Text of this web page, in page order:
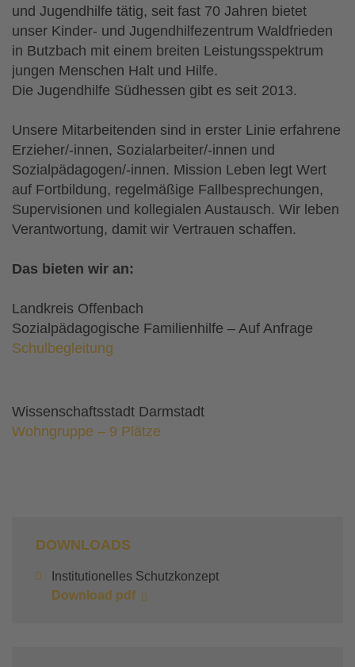
und Jugendhilfe tätig, seit fast 70 Jahren bietet
unser Kinder- und Jugendhilfezentrum Waldfrieden
in Butzbach mit einem breiten Leistungsspektrum
jungen Menschen Halt und Hilfe.
Die Jugendhilfe Südhessen gibt es seit 2013.
Unsere Mitarbeitenden sind in erster Linie erfahrene
Erzieher/-innen, Sozialarbeiter/-innen und
Sozialpädagogen/-innen. Mission Leben legt Wert
auf Fortbildung, regelmäßige Fallbesprechungen,
Supervisionen und kollegialen Austausch. Wir leben
Verantwortung, damit wir Vertrauen schaffen.
Das bieten wir an:
Landkreis Offenbach
Sozialpädagogische Familienhilfe – Auf Anfrage
Schulbegleitung
Wissenschaftsstadt Darmstadt
Wohngruppe – 9 Plätze
DOWNLOADS
Institutionelles Schutzkonzept
Download pdf